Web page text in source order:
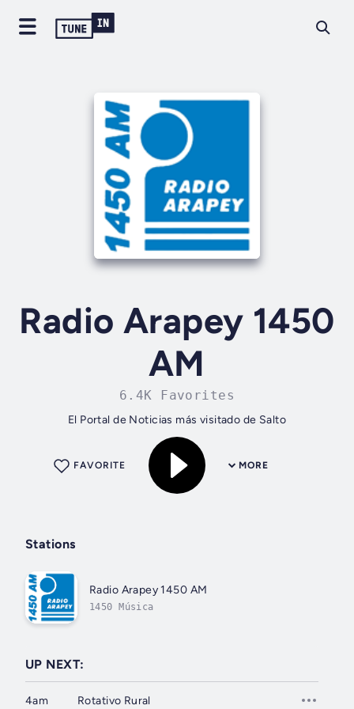
Radio Arapey 1450
AM
6.4K Favorites
El Portal de Noticias más visitado de Salto
MORE
FAVORITE
Stations
Radio Arapey 1450 AM
1450 Música
UP NEXT:
4am Rotativo Rural